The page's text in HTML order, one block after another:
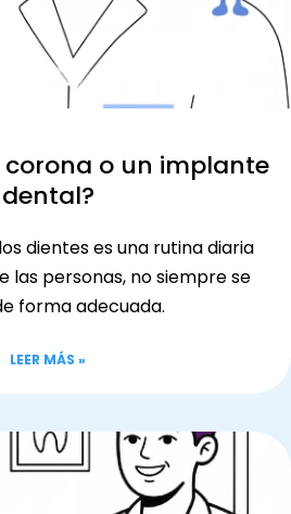
corona o un implante
dental?
dientes es una rutina diaria
las personas, no siempre se
forma adecuada.
LEER MÁS »